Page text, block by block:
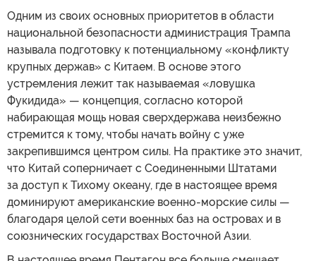
Одним из своих основных приоритетов в области
национальной безопасности администрация Трампа
называла подготовку к потенциальному «конфликту
крупных держав» с Китаем. В основе этого
устремления лежит так называемая «ловушка
Фукидида» — концепция, согласно которой
набирающая мощь новая сверхдержава неизбежно
стремится к тому, чтобы начать войну с уже
закрепившимся центром силы. На практике это значит,
что Китай соперничает с Соединенными Штатами
за доступ к Тихому океану, где в настоящее время
доминируют американские военно-морские силы —
благодаря целой сети военных баз на островах и в
союзнических государствах Восточной Азии.